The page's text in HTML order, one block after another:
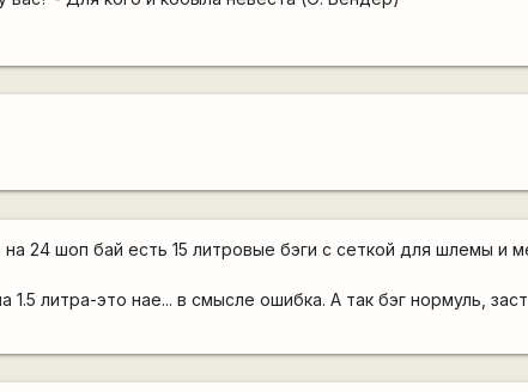
на 24 шоп бай есть 15 литровые бэги с сеткой для шлемы и
1.5 литра-это нае... в смысле ошибка. А так бэг нормуль,